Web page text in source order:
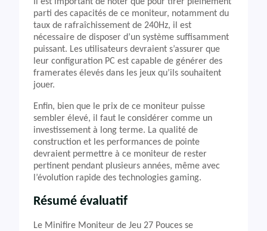
parti des capacités de ce moniteur, notamment du
taux de rafraîchissement de 240Hz, il est
nécessaire de disposer d’un système suffisamment
puissant. Les utilisateurs devraient s’assurer que
leur configuration PC est capable de générer des
framerates élevés dans les jeux qu’ils souhaitent
jouer.
Enfin, bien que le prix de ce moniteur puisse
sembler élevé, il faut le considérer comme un
investissement à long terme. La qualité de
construction et les performances de pointe
devraient permettre à ce moniteur de rester
pertinent pendant plusieurs années, même avec
l’évolution rapide des technologies gaming.
Résumé évaluatif
Le Minifire Moniteur de Jeu 27 Pouces se